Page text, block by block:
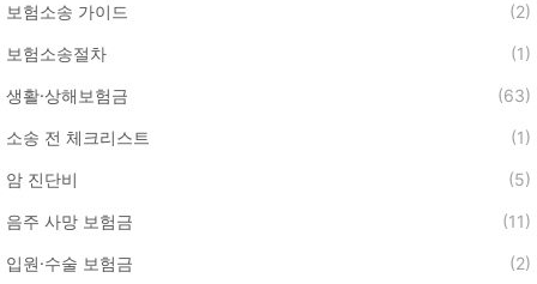
보험소송 가이드 (2)
보험소송절차 (1)
생활·상해보험금 (63)
소송 전 체크리스트 (1)
암 진단비 (5)
음주 사망 보험금 (11)
입원·수술 보험금 (2)